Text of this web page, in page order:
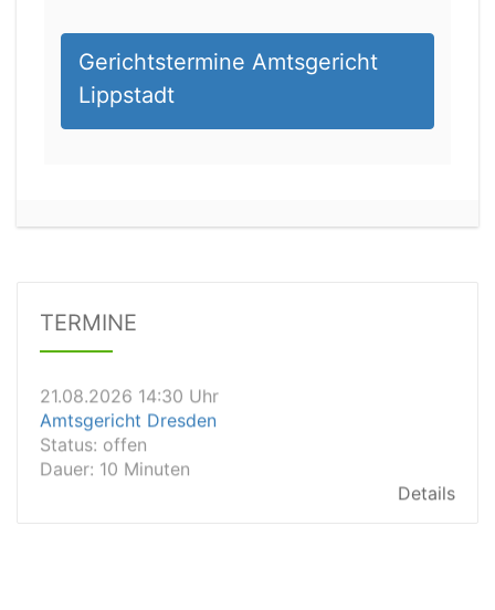
Gerichtstermine Amtsgericht
Lippstadt
TERMINE
Arbeitsgericht Gelsenkirchen
21.08.2026 14:30 Uhr
Amtsgericht Dresden
Dauer: 10 Minuten
21.08.2026 14:20 Uhr
Amtsgericht Wiesbaden